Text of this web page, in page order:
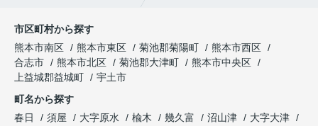
市区町村から探す
熊本市南区
熊本市東区 菊池郡菊陽町
熊本市西区
合志市
熊本市北区 菊池郡大津町
熊本市中央区
上益城郡益城町
宇土市
町名から探す
春日
須屋 大字原水 楡木 幾久富 沼山津
大字大津